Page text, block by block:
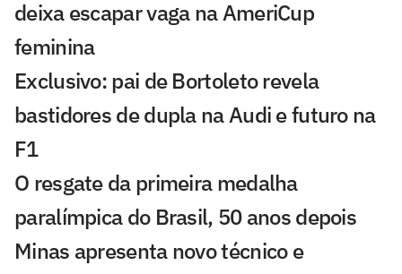
deixa escapar vaga na AmeriCup
feminina
Exclusivo: pai de Bortoleto revela
bastidores de dupla na Audi e futuro na
F1
O resgate da primeira medalha
paralímpica do Brasil, 50 anos depois
Minas apresenta novo técnico e